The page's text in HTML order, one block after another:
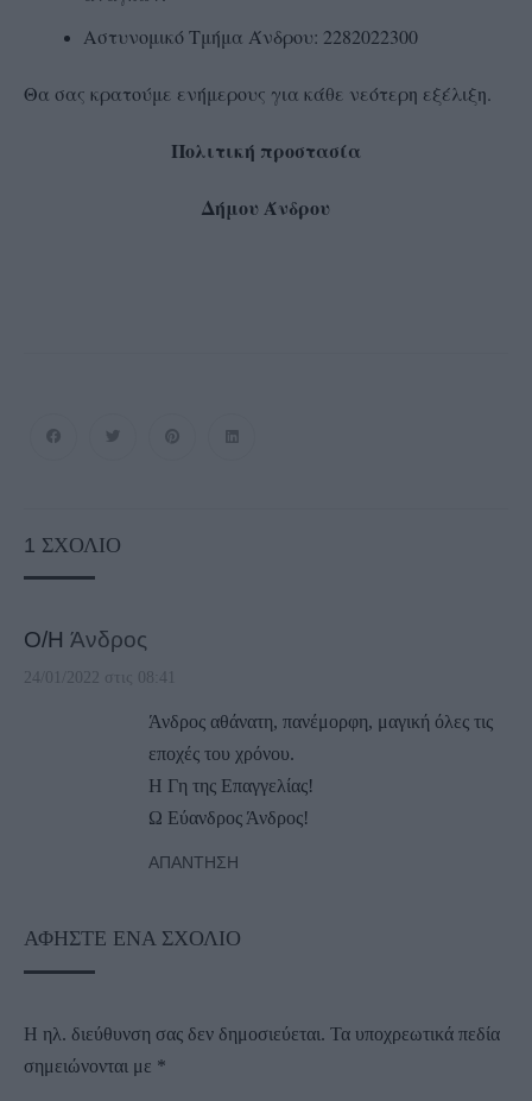
Αστυνομικό Τμήμα Άνδρου: 2282022300
Θα σας κρατούμε ενήμερους για κάθε νεότερη εξέλιξη.
Πολιτική προστασία
Δήμου Άνδρου
1 ΣΧΌΛΙΟ
Ο/Η Άνδρος
24/01/2022 στις 08:41
Άνδρος αθάνατη, πανέμορφη, μαγική όλες τις
εποχές του χρόνου.
Η Γη της Επαγγελίας!
Ω Εύανδρος Άνδρος!
ΑΠΆΝΤΗΣΗ
ΑΦΉΣΤΕ ΈΝΑ ΣΧΌΛΙΟ
Η ηλ. διεύθυνση σας δεν δημοσιεύεται. Τα υποχρεωτικά πεδία
σημειώνονται με *